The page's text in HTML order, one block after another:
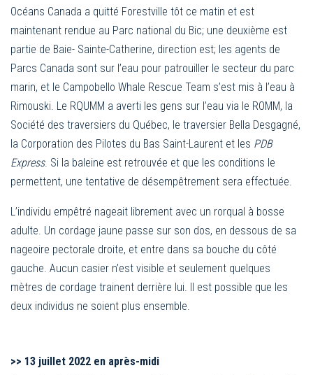
Océans Canada a quitté Forestville tôt ce matin et est
maintenant rendue au Parc national du Bic; une deuxième est
partie de Baie- Sainte-Catherine, direction est; les agents de
Parcs Canada sont sur l’eau pour patrouiller le secteur du parc
marin, et le Campobello Whale Rescue Team s’est mis à l’eau à
Rimouski. Le RQUMM a averti les gens sur l’eau via le ROMM, la
Société des traversiers du Québec, le traversier Bella Desgagné,
la Corporation des Pilotes du Bas Saint-Laurent et les PDB
Express. Si la baleine est retrouvée et que les conditions le
permettent, une tentative de désempêtrement sera effectuée.
L’individu empêtré nageait librement avec un rorqual à bosse
adulte. Un cordage jaune passe sur son dos, en dessous de sa
nageoire pectorale droite, et entre dans sa bouche du côté
gauche. Aucun casier n’est visible et seulement quelques
mètres de cordage trainent derrière lui. Il est possible que les
deux individus ne soient plus ensemble.
>> 13 juillet 2022 en après-midi